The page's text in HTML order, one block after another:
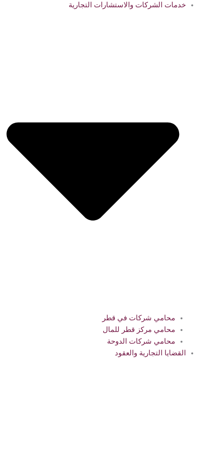
خدمات الشركات والاستشارات التجارية
محامي شركات في قطر
محامي مركز قطر للمال
محامي شركات الدوحة
القضايا التجارية والعقود